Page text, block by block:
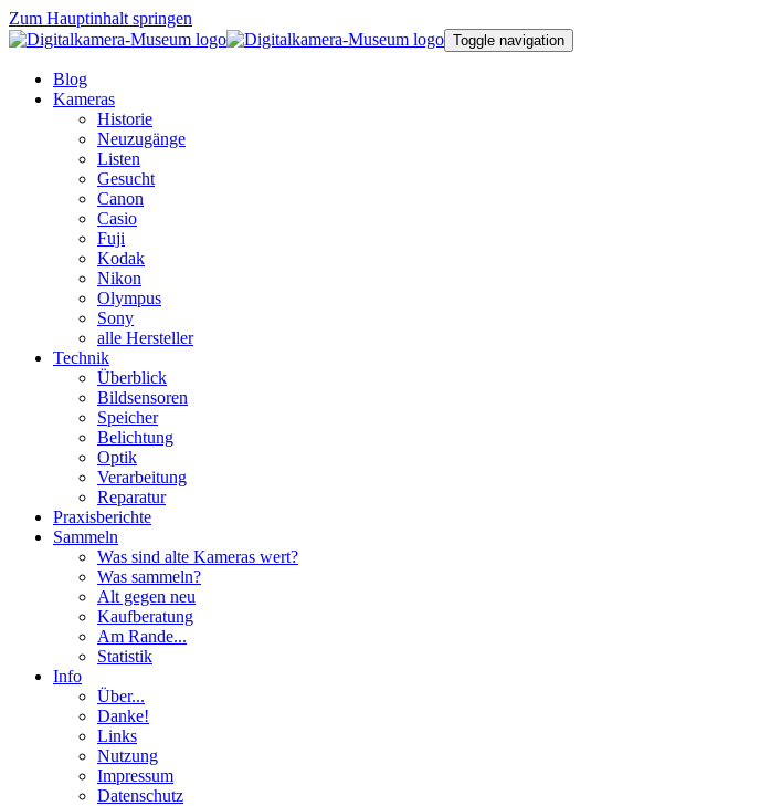
Zum Hauptinhalt springen
Toggle navigation
Blog
Kameras
Historie
Neuzugänge
Listen
Gesucht
Canon
Casio
Fuji
Kodak
Nikon
Olympus
Sony
alle Hersteller
Technik
Überblick
Bildsensoren
Speicher
Belichtung
Optik
Verarbeitung
Reparatur
Praxisberichte
Sammeln
Was sind alte Kameras wert?
Was sammeln?
Alt gegen neu
Kaufberatung
Am Rande...
Statistik
Info
Über...
Danke!
Links
Nutzung
Impressum
Datenschutz